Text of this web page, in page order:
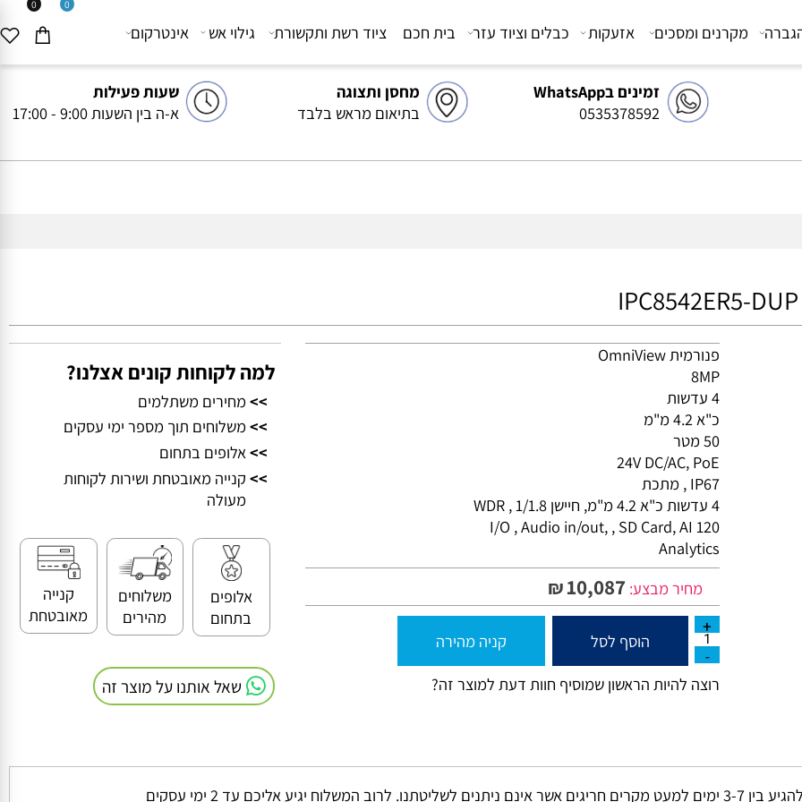
זמינים בWhatsApp
0535378592
מחסן ותצוגה
בתיאום מראש בלבד
שעות פעילות
א-ה בין השעות 9:00 - 17:00
0 0
מקרנים ומסכים אזעקות כבלים וציוד עזר בית חכם ציוד רשת ותקשורת גילוי אש אינטרקום
פנורמית OmniView
24V DC/AC, PoE
IP67 , מתכת
Analytics
מחיר מבצע:
₪10,087
הוסף לסל
קניה מהירה
למה לקוחות קונים אצלנו?
מחירים משתלמים
>> משלוחים תוך מספר ימי עסקים
>> אלופים בתחום
קנייה מאובטחת ושירות לקוחות
אלופים
בתחום
משלוחים
מהירים
קנייה
מאובטחת